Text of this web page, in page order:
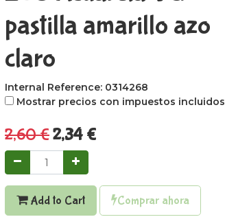
pastilla amarillo azo
claro
Internal Reference: 0314268
Mostrar precios con impuestos incluidos
2,60€2,34 €
Add to Cart Comprar ahora